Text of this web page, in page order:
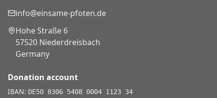
info@einsame-pfoten.de
Hohe Straße 6
57520 Niederdreisbach
Germany
Donation account
IBAN: DE50 8306 5408 0004 1123 34